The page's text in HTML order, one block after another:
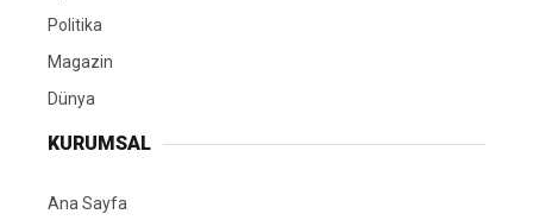
Politika
Magazin
Dünya
KURUMSAL
Ana Sayfa